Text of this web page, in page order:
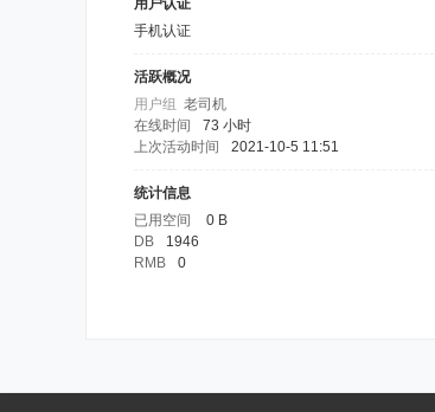
用户认证
手机认证
活跃概况
用户组 老司机
在线时间
73 小时
上次活动时间
2021-10-5 11:51
统计信息
已用空间
0 B
DB
1946
RMB
0